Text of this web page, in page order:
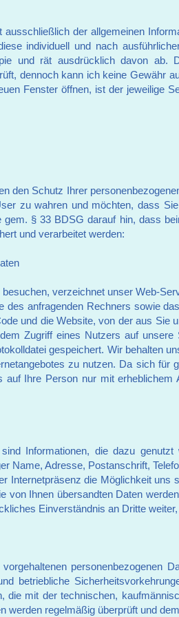
ausschließlich der allgemeinen
individuell und nach
und rät ausdrücklich davon ab.
dennoch kann ich keine Gewähr
Fenster öffnen, ist der jeweilige
den Schutz Ihrer
zu wahren und möchten, dass
gem. § 33 BDSG darauf hin, dass
und verarbeitet werden:
verzeichnet unser Web-
des anfragenden Rechners sowie
und die Website, von der aus Sie
Zugriff eines Nutzers auf
gespeichert. Wir behalten
zu nutzen. Da sich für
auf Ihre Person nur mit
Informationen, die dazu
Name, Adresse, Postanschrift,
Internetpräsenz die Möglichkeit
von Ihnen übersandten Daten
Einverständnis an Dritte
personenbezogenen
betriebliche
die mit der technischen,
werden regelmäßig überprüft und